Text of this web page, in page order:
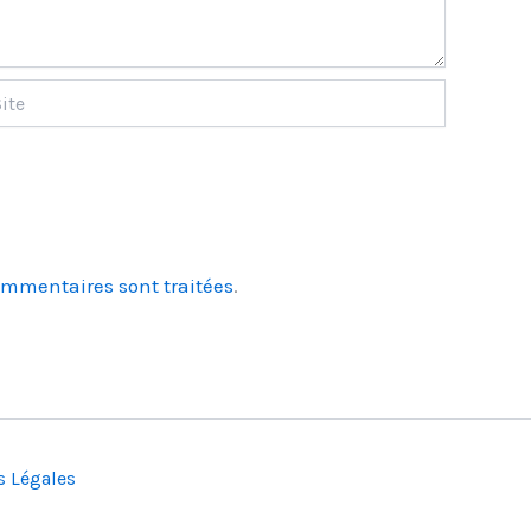
sont traitées.
Légales